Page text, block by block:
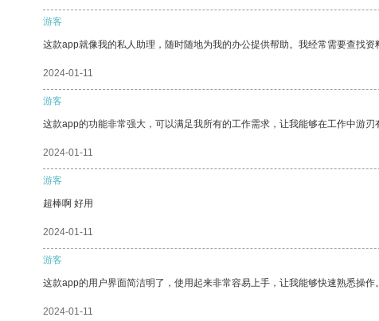
游客
这款app就像我的私人助理，随时随地为我的办公提供帮助。我经常需要查找
2024-01-11
游客
这款app的功能非常强大，可以满足我所有的工作需求，让我能够在工作中游刃
2024-01-11
游客
超棒啊 好用
2024-01-11
游客
这款app的用户界面简洁明了，使用起来非常容易上手，让我能够快速熟悉操作。
2024-01-11